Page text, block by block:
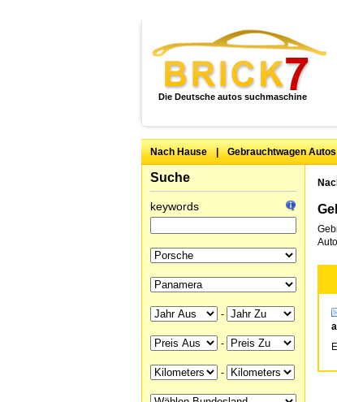
Die Deutsche autos suchmaschine
Nach Hause | Gebrauchtwagen Autos
Suche
keywords
-
-
-